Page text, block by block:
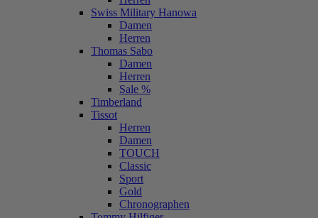
Swiss Military Hanowa
Damen
Herren
Thomas Sabo
Damen
Herren
Sale %
Timberland
Tissot
Herren
Damen
TOUCH
Classic
Sport
Gold
Chronographen